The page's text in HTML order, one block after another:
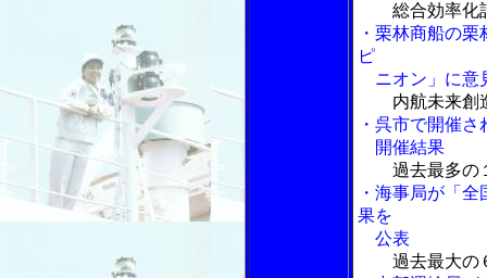
総合効率化
・栗林商船の
ピ
ニオン」に意
内航未来創
・呉市で開催
開催結果
過去最多の
・海事局が「
果を
公表
過去最大の